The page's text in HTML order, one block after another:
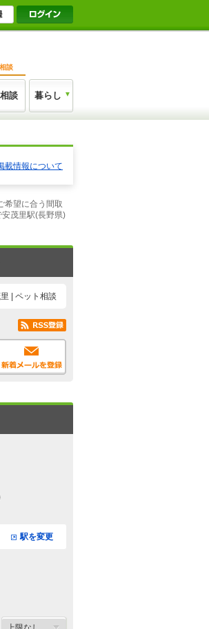
談
談 暮らし
載情報について
希望に合う間取
茂里駅(長野県)
| ペット相談
駅を変更